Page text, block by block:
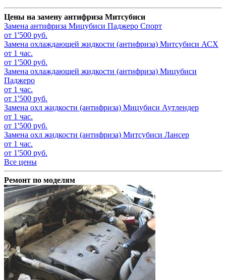
Цены на замену антифриза Митсубиси
Замена антифриза Мицубиси Паджеро Спорт
от 1'500 руб.
Замена охлаждающей жидкости (антифриза) Митсубиси АСХ
от 1 час.
от 1'500 руб.
Замена охлаждающей жидкости (антифриза) Мицубиси
Паджеро
от 1 час.
от 1'500 руб.
Замена охл жидкости (антифриза) Мицубиси Аутлендер
от 1 час.
от 1'500 руб.
Замена охл жидкости (антифриза) Митсубиси Лансер
от 1 час.
от 1'500 руб.
Все цены
Ремонт по моделям